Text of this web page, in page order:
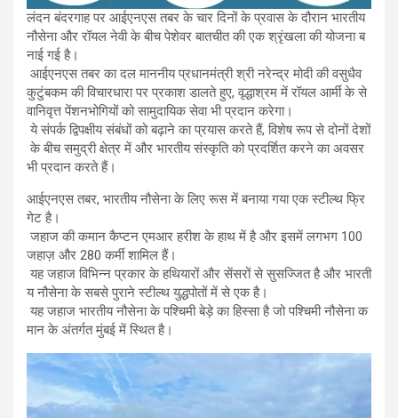
लंदन बंदरगाह पर आईएनएस तबर के चार दिनों के प्रवास के दौरान भारतीय
नौसेना और रॉयल नेवी के बीच पेशेवर बातचीत की एक श्रृंखला की योजना ब
नाई गई है।
आईएनएस तबर का दल माननीय प्रधानमंत्री श्री नरेन्द्र मोदी की वसुधैव
कुटुंबकम की विचारधारा पर प्रकाश डालते हुए, वृद्धाश्रम में रॉयल आर्मी के से
वानिवृत्त पेंशनभोगियों को सामुदायिक सेवा भी प्रदान करेगा।
ये संपर्क द्विपक्षीय संबंधों को बढ़ाने का प्रयास करते हैं, विशेष रूप से दोनों देशों
के बीच समुद्री क्षेत्र में और भारतीय संस्कृति को प्रदर्शित करने का अवसर
भी प्रदान करते हैं।
आईएनएस तबर, भारतीय नौसेना के लिए रूस में बनाया गया एक स्टील्थ फ्रि
गेट है।
जहाज की कमान कैप्टन एमआर हरीश के हाथ में है और इसमें लगभग 100
जहाज़ और 280 कर्मी शामिल हैं।
यह जहाज विभिन्न प्रकार के हथियारों और सेंसरों से सुसज्जित है और भारती
य नौसेना के सबसे पुराने स्टील्थ युद्धपोतों में से एक है।
यह जहाज भारतीय नौसेना के पश्चिमी बेड़े का हिस्सा है जो पश्चिमी नौसेना क
मान के अंतर्गत मुंबई में स्थित है।